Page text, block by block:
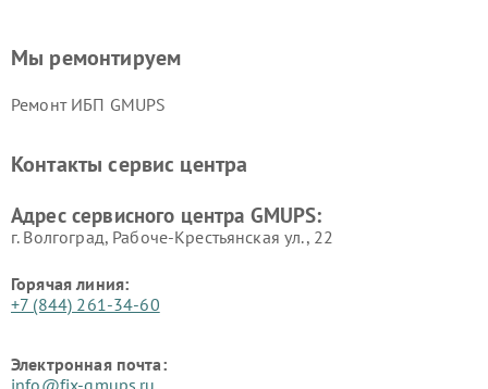
Мы ремонтируем
Ремонт ИБП GMUPS
Контакты сервис центра
Адрес сервисного центра GMUPS:
г. Волгоград, Рабоче-Крестьянская ул., 22
Горячая линия:
+7 (844) 261-34-60
Электронная почта:
info@fix-gmups.ru